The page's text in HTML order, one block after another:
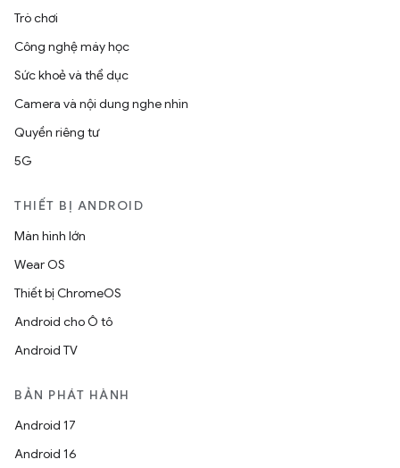
Trò chơi
Công nghệ máy học
Sức khoẻ và thể dục
Camera và nội dung nghe nhìn
Quyền riêng tư
5G
THIẾT BỊ ANDROID
Màn hình lớn
Wear OS
Thiết bị ChromeOS
Android cho Ô tô
Android TV
BẢN PHÁT HÀNH
Android 17
Android 16